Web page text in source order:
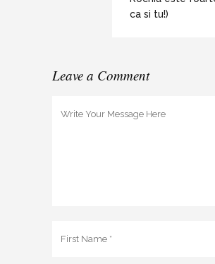
ca si tu!)
Leave a Comment